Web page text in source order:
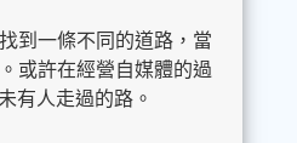
到一條不同的道路，當
或許在經營自媒體的過
有人走過的路。